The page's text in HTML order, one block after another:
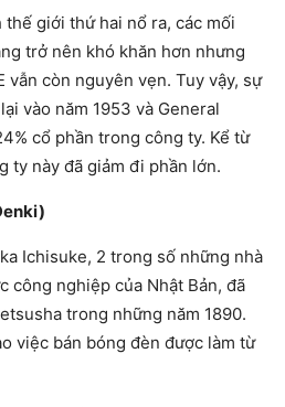
giới thứ hai nổ ra, các mối
trở nên khó khăn hơn nhưng
vẫn còn nguyên vẹn. Tuy vậy, sự
vào năm 1953 và General
cổ phần trong công ty. Kể từ
ty này đã giảm đi phần lớn.
Ichisuke, 2 trong số những nhà
công nghiệp của Nhật Bản, đã
trong những năm 1890.
việc bán bóng đèn được làm từ